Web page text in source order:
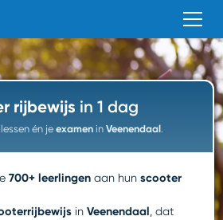
rijbewijs in 1 dag
én jeexamen inVeenendaal.
700+ leerlingen aan hunscooter
inVeenendaal, dat